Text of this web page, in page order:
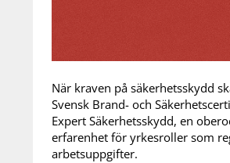
När kraven på säkerhetsskydd
Svensk Brand- och
Expert Säkerhetsskydd, en
erfarenhet för yrkesroller som
arbetsuppgifter.